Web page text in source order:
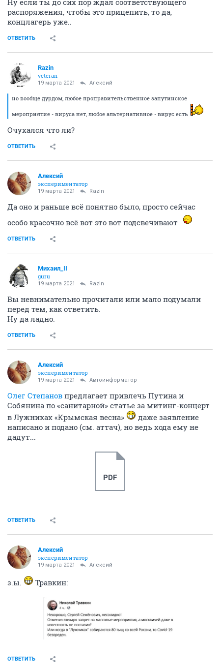
распоряжения, чтобы это прицепить, то да,
концлагерь уже..
ОТВЕТИТЬ
Razin
veteran
19 марта 2021 Алексий
но вообще дурдом, любое проправительственное запутинское
мероприятие - вируса нет, любое альтернативное - вирус есть
Очухался что ли?
ОТВЕТИТЬ
Алексий
экспериментатор
19 марта 2021 Razin
Да оно и раньше всё понятно было, просто сейчас
особо красочно всё вот это вот подсвечивают
ОТВЕТИТЬ
Михаил_II
guru
19 марта 2021 Razin
Вы невнимательно прочитали или мало подумали
перед тем, как ответить.
Ну да ладно.
ОТВЕТИТЬ
Алексий
экспериментатор
19 марта 2021 Автоинформатор
Олег Степанов предлагает привлечь Путина и
Собянина по «санитарной» статье за митинг-концерт
в Лужниках «Крымская весна»
даже заявление
написано и подано (см. аттач), но ведь хода ему не
дадут...
PDF
ОТВЕТИТЬ
Алексий
экспериментатор
19 марта 2021 Алексий
з.ы. Травкин:
ОТВЕТИТЬ